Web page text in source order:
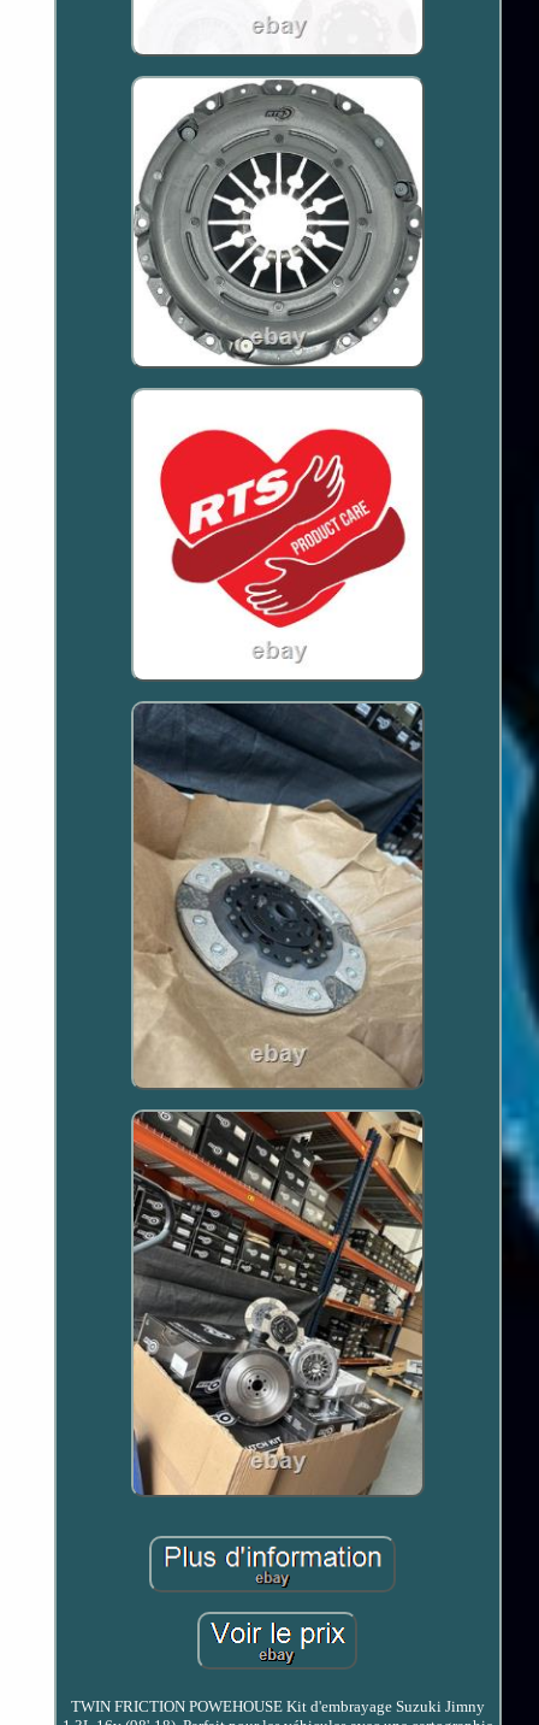
TWIN FRICTION POWEHOUSE Kit d'embrayage Suzuki Jimny